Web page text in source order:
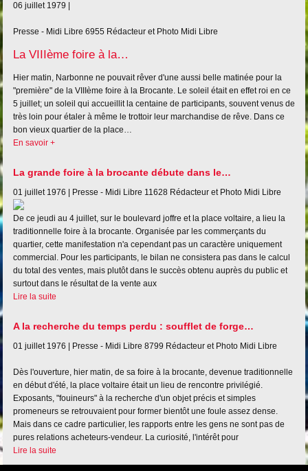
06 juillet 1979 |
Presse - Midi Libre 6955 Rédacteur et Photo Midi Libre
La VIIIème foire à la…
Hier matin, Narbonne ne pouvait rêver d'une aussi belle matinée pour la
"première" de la VIIIème foire à la Brocante. Le soleil était en effet roi en ce
5 juillet; un soleil qui accueillit la centaine de participants, souvent venus de
très loin pour étaler à même le trottoir leur marchandise de rêve. Dans ce
bon vieux quartier de la place…
En savoir +
La grande foire à la brocante débute dans le…
01 juillet 1976 | Presse - Midi Libre 11628 Rédacteur et Photo Midi Libre
De ce jeudi au 4 juillet, sur le boulevard joffre et la place voltaire, a lieu la
traditionnelle foire à la brocante. Organisée par les commerçants du
quartier, cette manifestation n'a cependant pas un caractère uniquement
commercial. Pour les participants, le bilan ne consistera pas dans le calcul
du total des ventes, mais plutôt dans le succès obtenu auprès du public et
surtout dans le résultat de la vente aux
Lire la suite
A la recherche du temps perdu : soufflet de forge…
01 juillet 1976 | Presse - Midi Libre 8799 Rédacteur et Photo Midi Libre
Dès l'ouverture, hier matin, de sa foire à la brocante, devenue traditionnelle
en début d'été, la place voltaire était un lieu de rencontre privilégié.
Exposants, "fouineurs" à la recherche d'un objet précis et simples
promeneurs se retrouvaient pour former bientôt une foule assez dense.
Mais dans ce cadre particulier, les rapports entre les gens ne sont pas de
pures relations acheteurs-vendeur. La curiosité, l'intérêt pour
Lire la suite